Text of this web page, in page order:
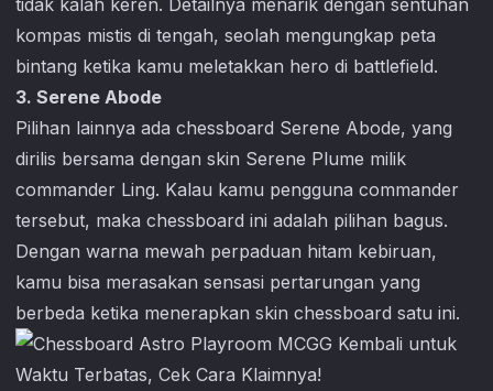
tidak kalah keren. Detailnya menarik dengan sentuhan
kompas mistis di tengah, seolah mengungkap peta
bintang ketika kamu meletakkan hero di battlefield.
3. Serene Abode
Pilihan lainnya ada chessboard Serene Abode, yang
dirilis bersama dengan skin Serene Plume milik
commander Ling. Kalau kamu pengguna commander
tersebut, maka chessboard ini adalah pilihan bagus.
Dengan warna mewah perpaduan hitam kebiruan,
kamu bisa merasakan sensasi pertarungan yang
berbeda ketika menerapkan skin chessboard satu ini.